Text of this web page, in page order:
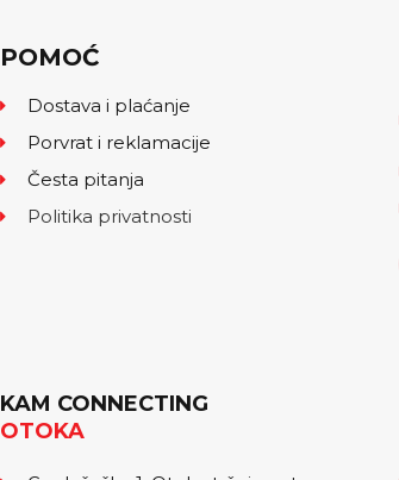
POMOĆ
Dostava i plaćanje
Porvrat i reklamacije
Česta pitanja
Politika privatnosti
KAM CONNECTING
OTOKA